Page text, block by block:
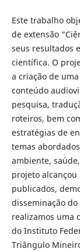
Este trabalho
de extensão
seus resultados
científica. O
a criação de
conteúdo
pesquisa,
roteiros, bem
estratégias de
temas
ambiente,
projeto alcançou
publicados,
disseminação
realizamos uma
do Instituto
Triângulo